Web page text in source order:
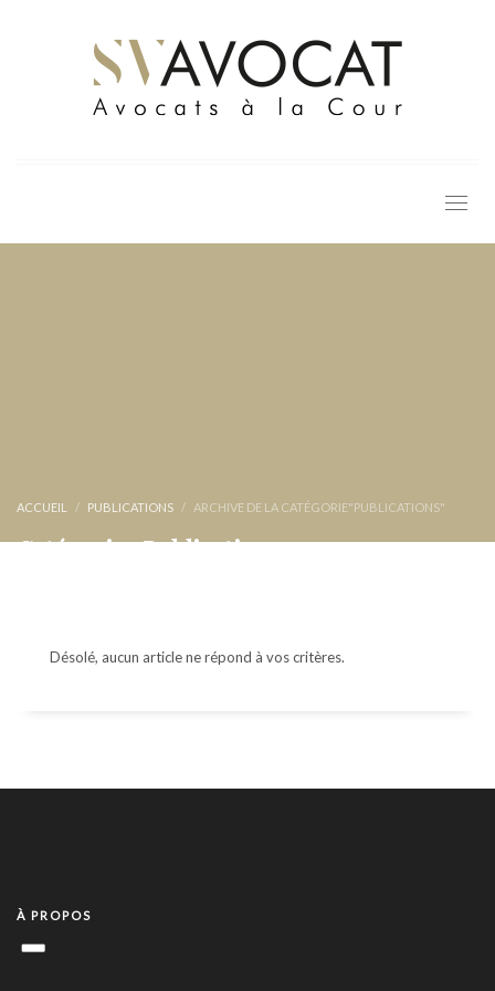
ACCUEIL PUBLICATIONS ARCHIVE DE LA CATÉGORIE"PUBLICATIONS"
Catégorie : Publications
Désolé, aucun article ne répond à vos critères.
À PROPOS